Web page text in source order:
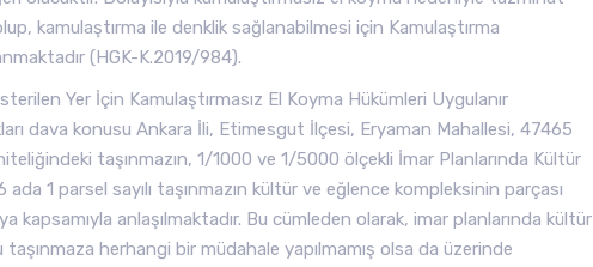
kamulaştırma ile denklik sağlanabilmesi için Kamulaştırma
(HGK-K.2019/984).
Yer İçin Kamulaştırmasız El Koyma Hükümleri Uygulanır
dava konusu Ankara İli, Etimesgut İlçesi, Eryaman Mahallesi, 47465
taşınmazın, 1/1000 ve 1/5000 ölçekli İmar Planlarında Kültür
1 parsel sayılı taşınmazın kültür ve eğlence kompleksinin parçası
kapsamıyla anlaşılmaktadır. Bu cümleden olarak, imar planlarında kültür
herhangi bir müdahale yapılmamış olsa da üzerinde